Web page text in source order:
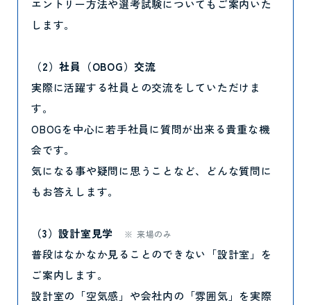
エントリー方法や選考試験についてもご案内いた
します。
（2）社員（OBOG）交流
実際に活躍する社員との交流をしていただけま
す。
OBOGを中心に若手社員に質問が出来る貴重な機
会です。
気になる事や疑問に思うことなど、どんな質問に
もお答えします。
（3）設計室見学 来場のみ
普段はなかなか見ることのできない「設計室」を
ご案内します。
設計室の「空気感」や会社内の「雰囲気」を実際